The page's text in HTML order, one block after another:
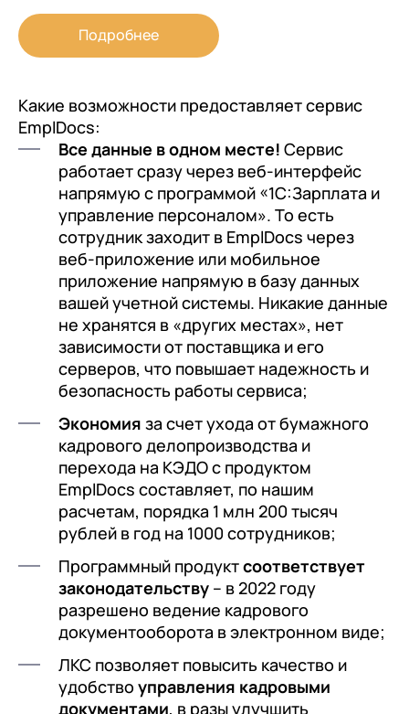
Подробнее
Какие возможности предоставляет сервис
EmplDocs:
Все данные в одном месте! Сервис
работает сразу через веб-интерфейс
напрямую с программой «1С:Зарплата и
управление персоналом». То есть
сотрудник заходит в EmplDocs через
веб-приложение или мобильное
приложение напрямую в базу данных
вашей учетной системы. Никакие данные
не хранятся в «других местах», нет
зависимости от поставщика и его
серверов, что повышает надежность и
безопасность работы сервиса;
Экономия за счет ухода от бумажного
кадрового делопроизводства и
перехода на КЭДО с продуктом
EmplDocs составляет, по нашим
расчетам, порядка 1 млн 200 тысяч
рублей в год на 1000 сотрудников;
Программный продуктсоответствует
законодательству – в 2022 году
разрешено ведение кадрового
документооборота в электронном виде;
ЛКС позволяет повысить качество и
удобство управления кадровыми
документами, в разы улучшить